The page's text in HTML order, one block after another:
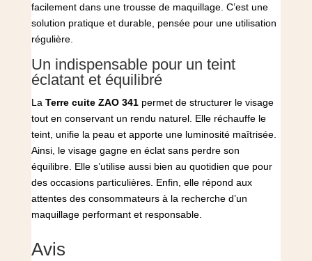
facilement dans une trousse de maquillage. C’est une
solution pratique et durable, pensée pour une utilisation
régulière.
Un indispensable pour un teint
éclatant et équilibré
La Terre cuite ZAO 341permet de structurer le visage
tout en conservant un rendu naturel. Elle réchauffe le
teint, unifie la peau et apporte une luminosité maîtrisée.
Ainsi, le visage gagne en éclat sans perdre son
équilibre. Elle s’utilise aussi bien au quotidien que pour
des occasions particulières. Enfin, elle répond aux
attentes des consommateurs à la recherche d’un
maquillage performant et responsable.
Avis